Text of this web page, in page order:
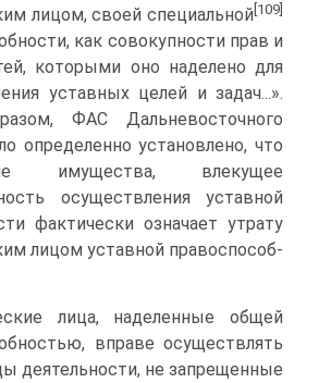
лицом, своей специальной [109]
как совокупности прав и
которыми оно наделено для
уставных целей и за­дач...».
ФАС Дальневосточного
определенно установле­но, что
имущества, влекущее
осуществления уставной
фактически означает утрату
лицом уставной правоспособ­
лица, наделенные общей
вправе осуществлять
деятельности, не запрещенные